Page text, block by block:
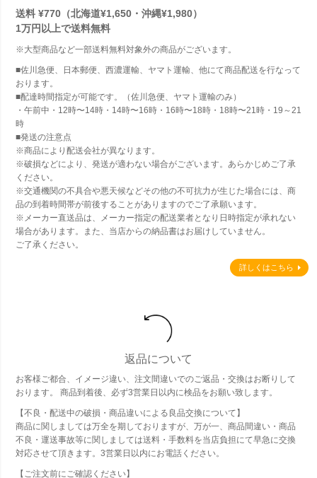
送料 ¥770（北海道¥1,650・沖縄¥1,980）
1万円以上で送料無料
※大型商品など一部送料無料対象外の商品がございます。
■佐川急便、日本郵便、西濃運輸、ヤマト運輸、他にて商品配送を行なって
おります。
■配達時間指定が可能です。（佐川急便、ヤマト運輸のみ）
・午前中・12時〜14時・14時〜16時・16時〜18時・18時〜21時・19～21
時
■発送の注意点
※商品により配送会社が異なります。
※破損などにより、発送が適わない場合がございます。あらかじめご了承
ください。
※交通機関の不具合や悪天候などその他の不可抗力が生じた場合には、商
品の到着時間帯が前後することがありますのでご了承願います。
※メーカー直送品は、メーカー指定の配送業者となり日時指定が承れない
場合があります。また、当店からの納品書はお届けしていません。
ご了承ください。
詳しくはこちら
返品について
お客様ご都合、イメージ違い、注文間違いでのご返品・交換はお断りして
おります。 商品到着後、必ず3営業日以内に検品をお願い致します。
【不良・配送中の破損・商品違いによる良品交換について】
商品に関しましては万全を期しておりますが、万が一、商品間違い・商品
不良・運送事故等に関しましては送料・手数料を当店負担にて早急に交換
対応させて頂きます。3営業日以内にお電話ください。
【ご注文前にご確認ください】